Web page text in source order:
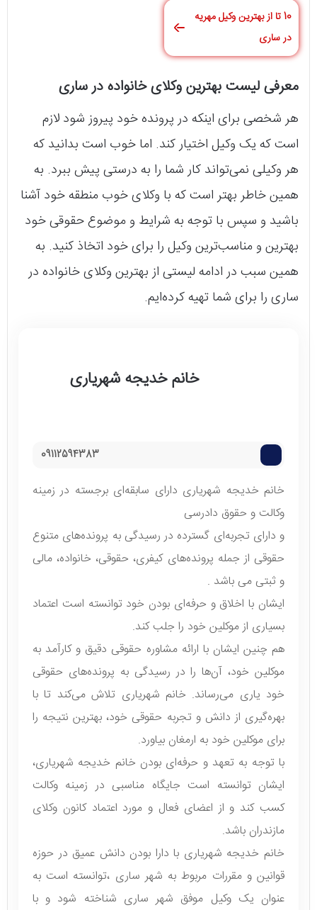
10 تا از بهترین وکیل مهریه
در ساری
معرفی لیست بهترین وکلای خانواده در ساری
هر شخصی برای اینکه در پرونده خود پیروز شود لازم
است که یک وکیل اختیار کند. اما خوب است بدانید که
هر وکیلی نمی‌تواند کار شما را به درستی پیش ببرد. به
همین خاطر بهتر است که با وکلای خوب منطقه خود آشنا
باشید و سپس با توجه به شرایط و موضوع حقوقی خود
بهترین و مناسب‌ترین وکیل را برای خود اتخاذ کنید. به
همین سبب در ادامه لیستی از بهترین وکلای خانواده در
ساری را برای شما تهیه کرده‌ایم.
خانم خدیجه شهریاری
09112594383
خانم خدیجه شهریاری دارای سابقه‌ای برجسته در زمینه
وکالت و حقوق دادرسی‌
و دارای تجربه‌ای گسترده در رسیدگی به پرونده‌های متنوع
حقوقی از جمله پرونده‌های کیفری، حقوقی، خانواده، مالی
و ثبتی می باشد .
ایشان با اخلاق و حرفه‌ای بودن خود توانسته است اعتماد
بسیاری از موکلین خود را جلب کند.
هم چنین ایشان با ارائه مشاوره حقوقی دقیق و کارآمد به
موکلین خود، آن‌ها را در رسیدگی به پرونده‌های حقوقی
خود یاری می‌رساند. خانم شهریاری تلاش می‌کند تا با
بهره‌گیری از دانش و تجربه حقوقی خود، بهترین نتیجه را
برای موکلین خود به ارمغان بیاورد.
با توجه به تعهد و حرفه‌ای بودن خانم خدیجه شهریاری،
ایشان توانسته است جایگاه مناسبی در زمینه وکالت
کسب کند و از اعضای فعال و مورد اعتماد کانون وکلای
مازندران باشد.
خانم خدیجه شهریاری با دارا بودن دانش عمیق در حوزه
قوانین و مقررات مربوط به شهر ساری ،توانسته است به
عنوان یک وکیل موفق شهر ساری شناخته شود و با